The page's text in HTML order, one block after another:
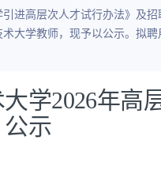
进高层次人才试行办法》及
大学教师，现予以公示。拟
学2026年高
示